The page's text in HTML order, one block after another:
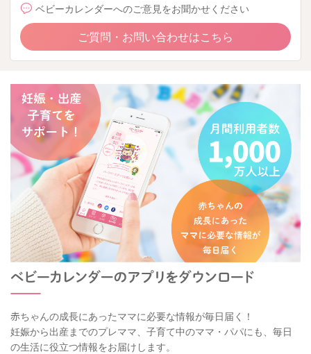
ベビーカレンダーへのご意見をお聞かせください
ご質問・お問い合わせはこちら
赤ちゃんの成長にあったママに必要な情報が毎日届く！
妊娠から出産までのプレママ、子育て中のママ・パパにも、毎日
の生活に役立つ情報をお届けします。